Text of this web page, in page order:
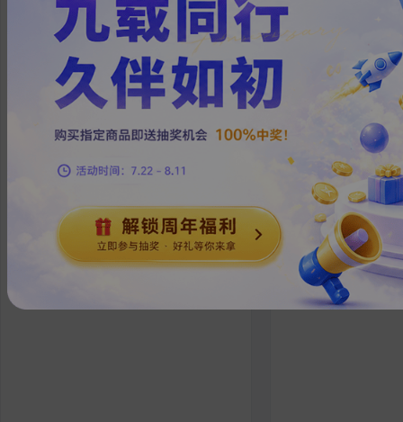
发展趋势
0/4
发展风险/痛点
投/融资
/1
新颖表现形
2025影视短
短剧，也称
事情节”的剧